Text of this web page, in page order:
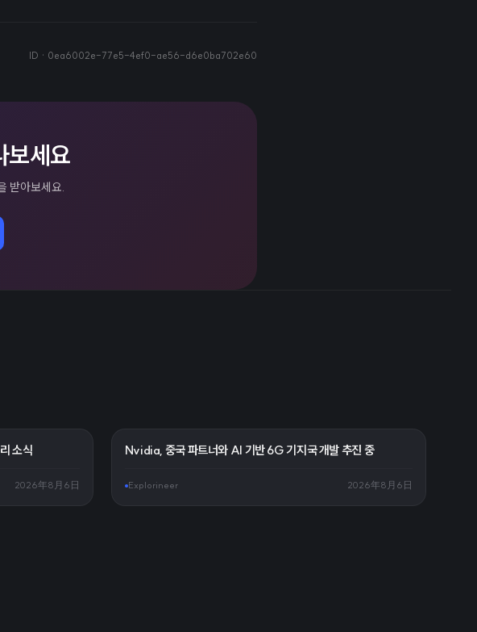
ID · 0ea6002e-77e5-4ef0-ae56-d6e0ba702e60
보세요
받아보세요.
소식
2026年8月6日
Nvidia, 중국 파트너와 AI 기반 6G 기지국 개발 추진 중
Explorineer 2026年8月6日